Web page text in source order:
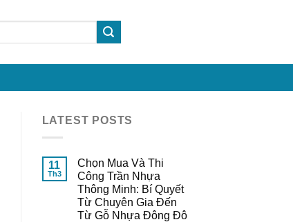
LATEST POSTS
11
Th3
Chọn Mua Và Thi
Công Trần Nhựa
Thông Minh: Bí Quyết
Từ Chuyên Gia Đến
Từ Gỗ Nhựa Đông Đô